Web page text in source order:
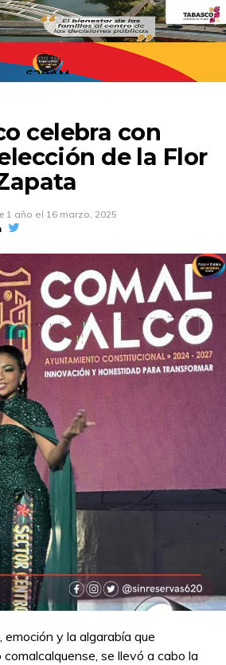
620AM
celebra con
de la Flor
1 año el 16 marzo, 2025
emoción y la algarabía que
se llevó a cabo la